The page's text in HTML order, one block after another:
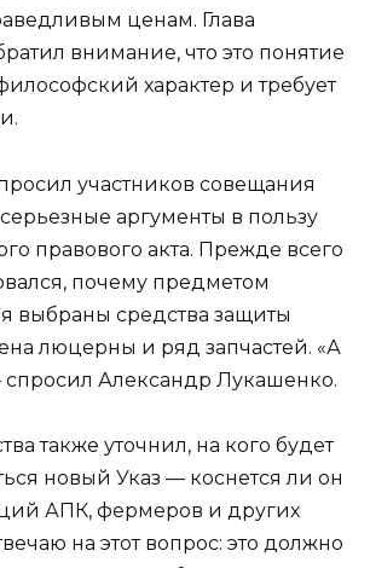
ценам. Глава
внимание, что это понятие
характер и требует
участников совещания
аргументы в пользу
правового акта. Прежде всего
почему предметом
выбраны средства защиты
люцерны и ряд запчастей. «А
спросил Александр Лукашенко.
также уточнил, на кого будет
новый Указ — коснется ли он
АПК, фермеров и других
на этот вопрос: это должно